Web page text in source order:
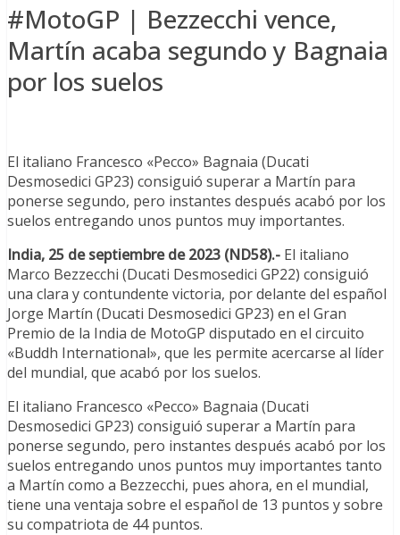
#MotoGP | Bezzecchi vence,
Martín acaba segundo y Bagnaia
por los suelos
El italiano Francesco «Pecco» Bagnaia (Ducati
Desmosedici GP23) consiguió superar a Martín para
ponerse segundo, pero instantes después acabó por los
suelos entregando unos puntos muy importantes.
India, 25 de septiembre de 2023 (ND58).- El italiano
Marco Bezzecchi (Ducati Desmosedici GP22) consiguió
una clara y contundente victoria, por delante del español
Jorge Martín (Ducati Desmosedici GP23) en el Gran
Premio de la India de MotoGP disputado en el circuito
«Buddh International», que les permite acercarse al líder
del mundial, que acabó por los suelos.
El italiano Francesco «Pecco» Bagnaia (Ducati
Desmosedici GP23) consiguió superar a Martín para
ponerse segundo, pero instantes después acabó por los
suelos entregando unos puntos muy importantes tanto
a Martín como a Bezzecchi, pues ahora, en el mundial,
tiene una ventaja sobre el español de 13 puntos y sobre
su compatriota de 44 puntos.